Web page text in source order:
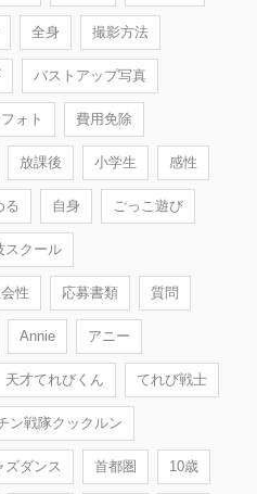
全身 撮影方法
バストアップ写真
ォト 費用免除
放課後 小学生 感性
る 自身 ごっこ遊び
スクール
性 応募書類 質問
Annie アニー
天才てれびくん てれび戦士
ン戦隊クックルン
ズダンス 首都圏 10歳